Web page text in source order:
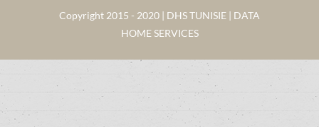
Copyright 2015 - 2020 | DHS TUNISIE | DATA
HOME SERVICES